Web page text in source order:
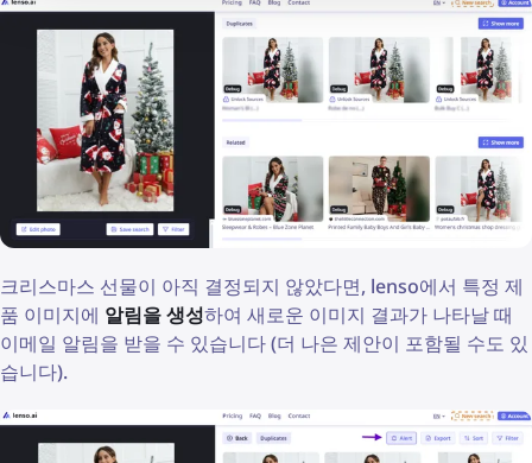
크리스마스 선물이 아직 결정되지 않았다면, lenso에서 특정 제
품 이미지에 알림을 생성하여 새로운 이미지 결과가 나타날 때
이메일 알림을 받을 수 있습니다 (더 나은 제안이 포함될 수도 있
습니다).